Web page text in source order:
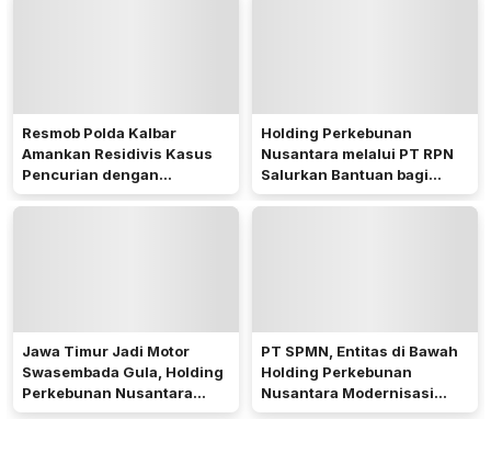
Resmob Polda Kalbar
Amankan Residivis Kasus
Pencurian dengan
Pemberatan di Pontianak
Holding Perkebunan
Nusantara melalui PT RPN
Salurkan Bantuan bagi
Warga Terdampak Banjir di
Jawa Timur Jadi Motor
Swasembada Gula, Holding
Perkebunan Nusantara
Melalui PT SGN Perkuat
PT SPMN, Entitas di Bawah
Holding Perkebunan
Nusantara Modernisasi
Layanan Kesehatan untuk